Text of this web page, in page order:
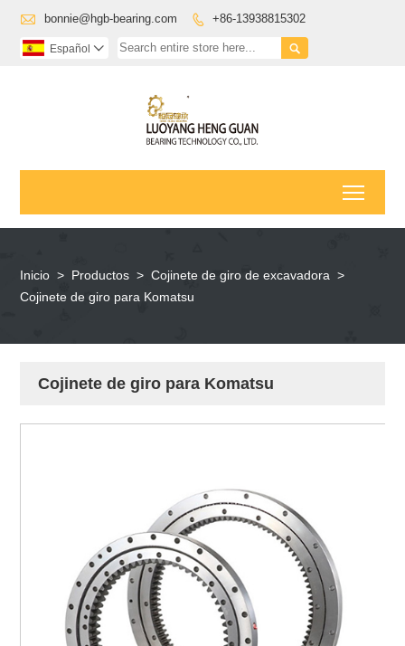
 bonnie@hgb-bearing.com  +86-13938815302

Español 
Inicio > Productos > Cojinete de giro de excavadora >
Cojinete de giro para Komatsu
Cojinete de giro para Komatsu